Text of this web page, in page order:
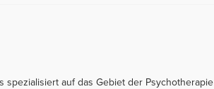
auf das Gebiet der Psychotherapie